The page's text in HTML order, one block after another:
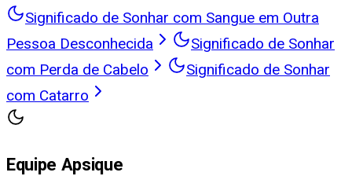
Significado de Sonhar com Sangue em Outra
Pessoa Desconhecida
Significado de Sonhar
com Perda de Cabelo
Significado de Sonhar
com Catarro
Equipe Apsique